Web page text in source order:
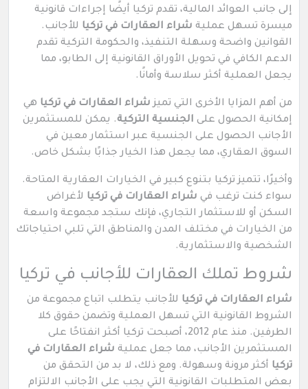
إلى جانب العوائد المالية، تقدم تركيا أيضًا إجراءات قانونية
ميسرة تسهل عملية شراء العقارات في تركيا للأجانب.
القوانين واضحة وسهلة التنفيذ، والحكومة التركية تقدم
الدعم الكافي في تحويل الأوراق القانونية إلى الطابو، مما
يجعل العملية أكثر سلاسة وأمانًا.
من أهم المزايا الأخرى التي تميزشراء العقارات في تركيا هي
إمكانية الحصول على الجنسية التركية. يمكن للمستثمرين
الأجانب الحصول على الجنسية عبر استثمار معين في
السوق العقاري، مما يجعل هذا الخيار جذابًا بشكل خاص.
وأخيرًا، تتميز تركيا بتنوع كبير في الخيارات العقارية المتاحة.
سواء كنت ترغب في شراء العقارات في تركيا لأغراض
السكن أو للاستثمار التجاري، فإنك ستجد مجموعة واسعة
من الخيارات في مختلف المدن والمناطق التي تلبي احتياجاتك
الشخصية والاستثمارية.
شروط تملك العقارات للأجانب في تركيا
شراء العقارات في تركيا للأجانب يتطلب اتباع مجموعة من
الشروط القانونية التي تسهل العملية وتضمن حقوق كلا
الطرفين. منذ عام 2012، أصبحت تركيا أكثر انفتاحًا على
المستثمرين الأجانب، مما جعل عملية شراء العقارات في
تركيا أكثر مرونة وسهولة. ومع ذلك، لا بد من التحقق من
بعض المتطلبات القانونية التي يجب على الأجانب الالتزام